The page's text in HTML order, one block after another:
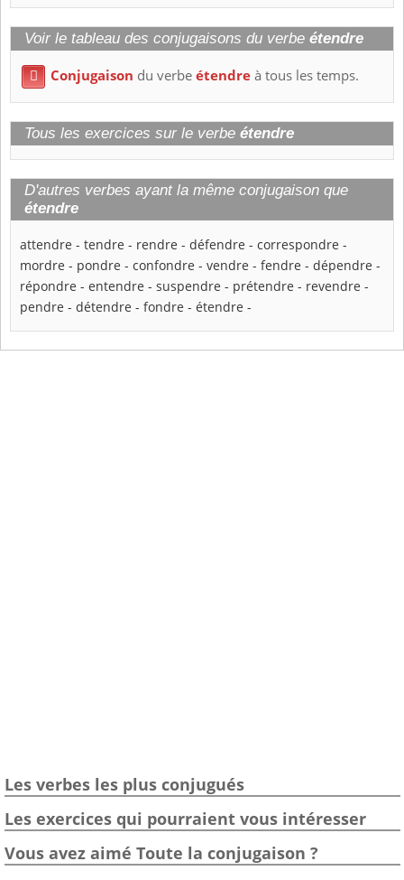
Voir le tableau des conjugaisons du verbe étendre
 Conjugaison du verbeétendreà tous les temps.
Tous les exercices sur le verbe étendre
D'autres verbes ayant la même conjugaison que
étendre
attendre - tendre - rendre - défendre - correspondre -
mordre - pondre - confondre - vendre - fendre - dépendre -
répondre - entendre - suspendre - prétendre - revendre -
pendre - détendre - fondre - étendre -
Les verbes les plus conjugués
Les exercices qui pourraient vous intéresser
Vous avez aimé Toute la conjugaison ?